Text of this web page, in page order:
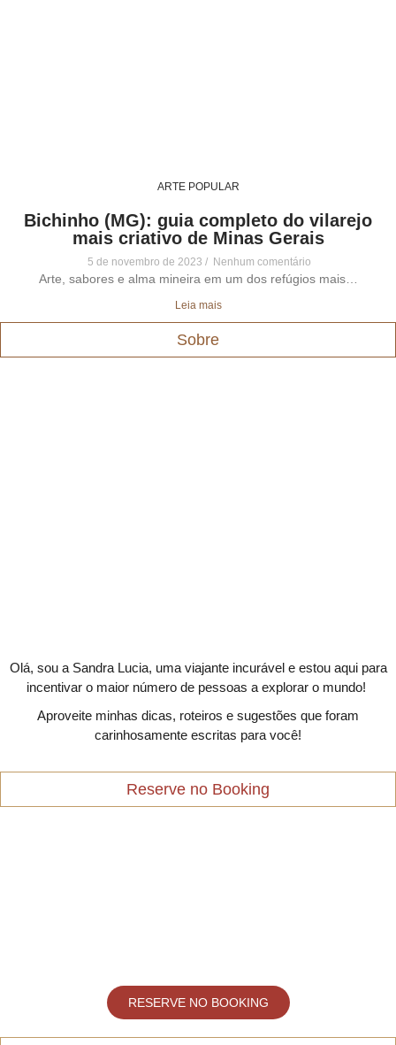
ARTE POPULAR
Bichinho (MG): guia completo do vilarejo
mais criativo de Minas Gerais
5 de novembro de 2023 Nenhum comentário
Arte, sabores e alma mineira em um dos refúgios mais…
Leia mais
Sobre
Olá, sou a Sandra Lucia, uma viajante incurável e estou aqui para
incentivar o maior número de pessoas a explorar o mundo!
Aproveite minhas dicas, roteiros e sugestões que foram
carinhosamente escritas para você!
Reserve no Booking
RESERVE NO BOOKING